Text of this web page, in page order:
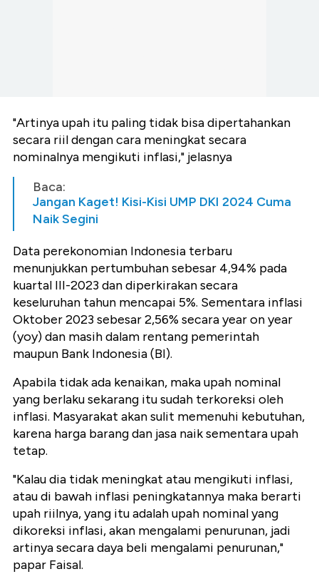
"Artinya upah itu paling tidak bisa dipertahankan
secara riil dengan cara meningkat secara
nominalnya mengikuti inflasi," jelasnya
Baca:
Jangan Kaget! Kisi-Kisi UMP DKI 2024 Cuma
Naik Segini
Data perekonomian Indonesia terbaru
menunjukkan pertumbuhan sebesar 4,94% pada
kuartal III-2023 dan diperkirakan secara
keseluruhan tahun mencapai 5%. Sementara inflasi
Oktober 2023 sebesar 2,56% secara year on year
(yoy) dan masih dalam rentang pemerintah
maupun Bank Indonesia (BI).
Apabila tidak ada kenaikan, maka upah nominal
yang berlaku sekarang itu sudah terkoreksi oleh
inflasi. Masyarakat akan sulit memenuhi kebutuhan,
karena harga barang dan jasa naik sementara upah
tetap.
"Kalau dia tidak meningkat atau mengikuti inflasi,
atau di bawah inflasi peningkatannya maka berarti
upah riilnya, yang itu adalah upah nominal yang
dikoreksi inflasi, akan mengalami penurunan, jadi
artinya secara daya beli mengalami penurunan,"
papar Faisal.